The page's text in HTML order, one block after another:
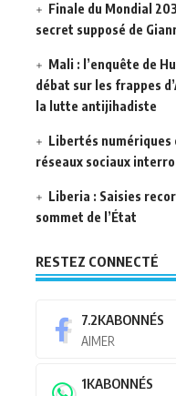
Finale du Mondial
secret supposé de
Mali : l’enquête de
débat sur les frappes
la lutte antijihadiste
Libertés numériques
réseaux sociaux
Liberia : Saisies
sommet de l’État
RESTEZ CONNECTÉ
7.2KABONNÉS
AIMER
1KABONNÉS